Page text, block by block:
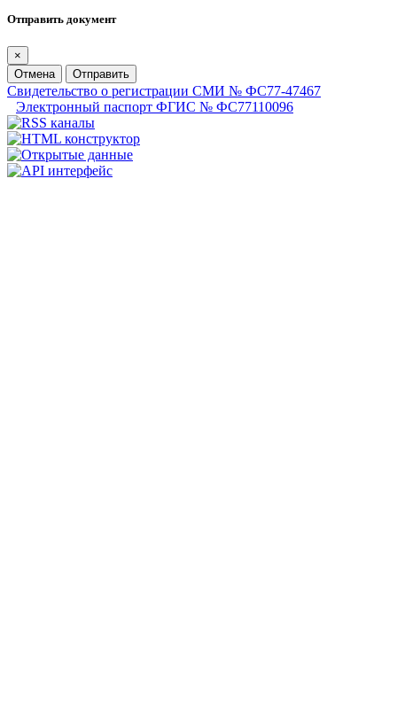
Отправить документ
×
Отмена
Отправить
Свидетельство о регистрации СМИ № ФС77-47467
Электронный паспорт ФГИС № ФС77110096